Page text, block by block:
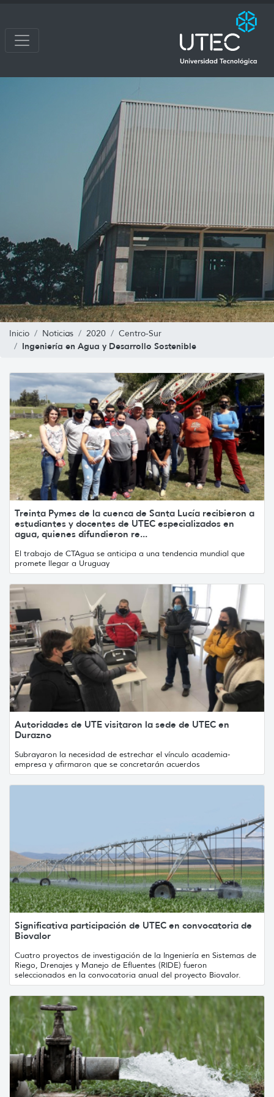
Inicio Noticias 2020 Centro-Sur
Ingeniería en Agua y Desarrollo Sostenible
Treinta Pymes de la cuenca de Santa Lucía recibieron a
estudiantes y docentes de UTEC especializados en
agua, quienes difundieron re...
El trabajo de CTAgua se anticipa a una tendencia mundial que
promete llegar a Uruguay
Autoridades de UTE visitaron la sede de UTEC en
Durazno
Subrayaron la necesidad de estrechar el vínculo academia-
empresa y afirmaron que se concretarán acuerdos
Significativa participación de UTEC en convocatoria de
Biovalor
Cuatro proyectos de investigación de la Ingeniería en Sistemas de
Riego, Drenajes y Manejo de Efluentes (RIDE) fueron
seleccionados en la convocatoria anual del proyecto Biovalor.